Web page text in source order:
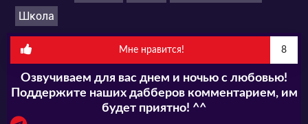
Школа
Мне нравится! 8
Озвучиваем для вас днем и ночью с любовью!
Поддержите наших дабберов комментарием, им
будет приятно! ^^